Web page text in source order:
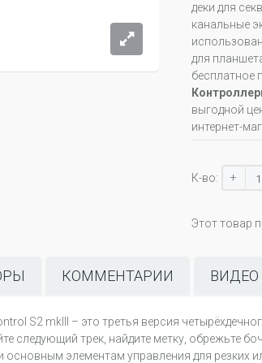
деки для
канальные
для
бесплатное
выгодной
интернет-
К-во: +
Этот товар
КОММЕНТАРИИ ВИДЕО
S2 mkIII – это третья версия
следующий трек, найдите метку, обрежьте
элементам управления для резких